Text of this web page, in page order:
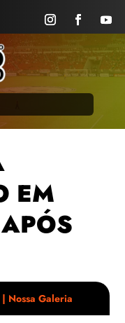
EM
| Nossa Galeria